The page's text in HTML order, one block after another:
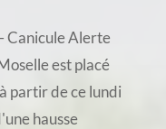
Canicule Alerte
est placé
partir de ce lundi
hausse